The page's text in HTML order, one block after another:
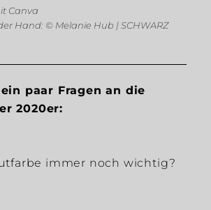
Canva
Hand: © Melanie Hub | SCHWARZ
paar Fragen an die
2020er:
immer noch wichtig?